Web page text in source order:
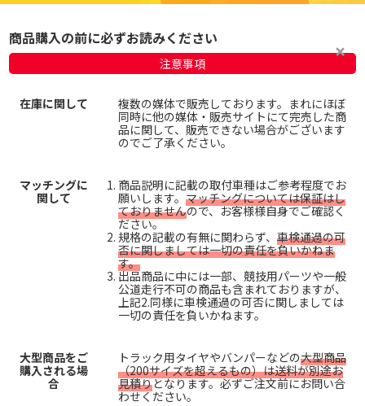
商品購入の前に必ずお読みください
注意事項
在庫に関して
複数の媒体で販売しております。まれにほぼ
同時に他の媒体・販売サイトにて完売した商
品に関して、販売できない場合がございます
のでご了承ください。
マッチングに
関して
商品説明に記載の取付車種はご参考程度でお
願いします。 マッチングについては保証はし
ておりませんので、お客様様自身でご確認く
ださい。
規格の記載の有無に関わらず、 車検通過の可
否に関しましては一切の責任を負いかねま
す。
出品商品に中には一部、競技用パーツや一般
公道走行不可の商品も含まれておりますが、
上記2.同様に車検通過の可否に関しましては
一切の責任を負いかねます。
大型商品をご
購入される場
合
トラック用タイヤやバンパーなどの大型商品
（200サイズを超えるもの）は送料が別途お
見積りとなります。必ずご注文前にお問い合
わせください。